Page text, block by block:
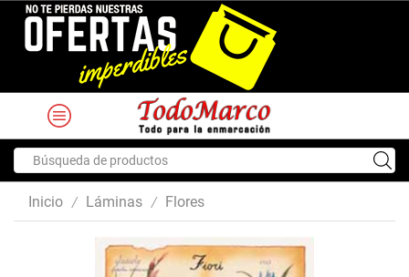
input
Inicio / Láminas / Flores